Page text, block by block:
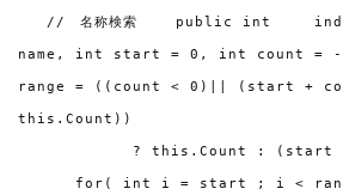
// 名称検索 public int
name, int start = 0, int
range = ((count < 0)|| (start +
this.Count))
? this.Count : (start +
for( int i = start ; i <